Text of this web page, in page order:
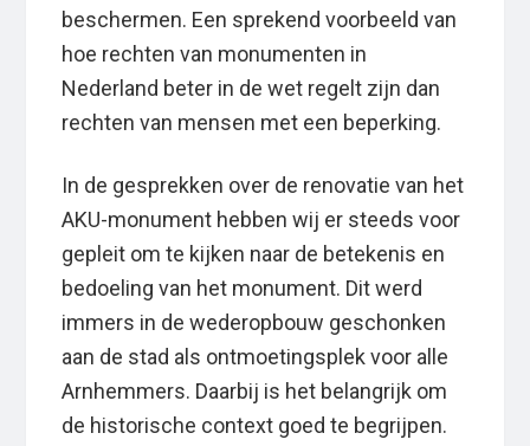
beschermen. Een sprekend voorbeeld van
hoe rechten van monumenten in
Nederland beter in de wet regelt zijn dan
rechten van mensen met een beperking.
In de gesprekken over de renovatie van het
AKU-monument hebben wij er steeds voor
gepleit om te kijken naar de betekenis en
bedoeling van het monument. Dit werd
immers in de wederopbouw geschonken
aan de stad als ontmoetingsplek voor alle
Arnhemmers. Daarbij is het belangrijk om
de historische context goed te begrijpen.